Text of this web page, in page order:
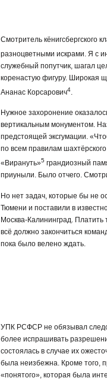
Смотритель кёнигсбергского
разноцветными искрами. Я с
служебный попутчик, шагал
коренастую фигуру. Широкая
Ананас Корсарович4
Нужное захоронение
вертикальным монументом.
предстоящей эксгумации.
по всем правилам
«Вирануть»5 грандиозный
приуныли. Было отчего.
Но нет задач, которые бы не
Тюмени и поставили в
Москва-Калининград. Платить
всё должно закончиться
пока было велено ждать.
УПК РСФСР не обязывал
более испрашивать
состоялась в случае их
была неизбежна. Кроме того,
«понятого», которая была